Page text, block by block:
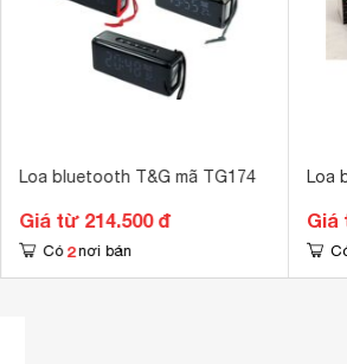
Loa bluetooth T&G mã TG174
Giá từ 214.500 đ
Có 2 nơi bán
Loa
Giá